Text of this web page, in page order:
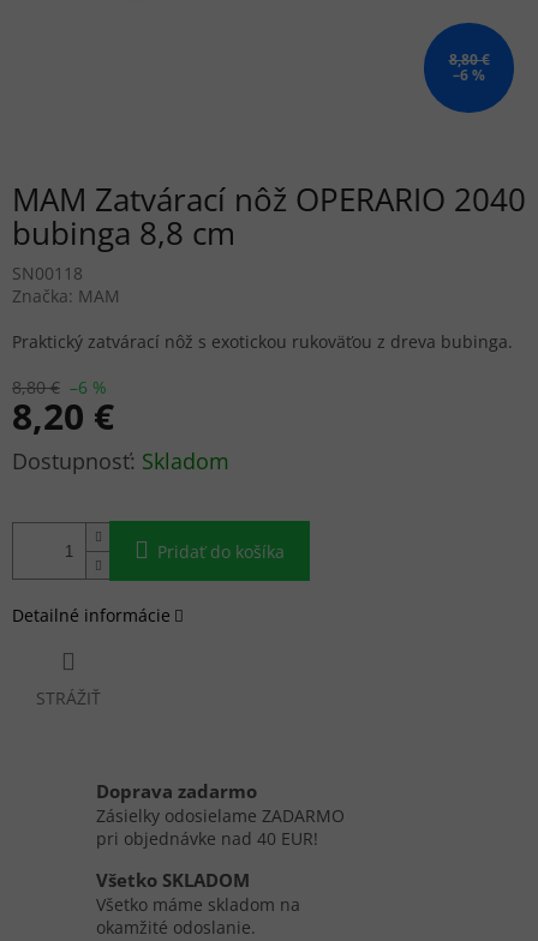
8,80 €
–6 %
MAM Zatvárací nôž OPERARIO 2040
bubinga 8,8 cm
SN00118
Značka: MAM
8,80 € –6 %
8,20 €
Jednotková
Skladom
Pridať do košíka
Praktický zatvárací nôž s exotickou rukoväťou z dreva bubinga.
Detailné informácie
STRÁŽIŤ
Doprava zadarmo
Zásielky odosielame ZADARMO
pri objednávke nad 40 EUR!
Všetko SKLADOM
Všetko máme skladom na
okamžité odoslanie.